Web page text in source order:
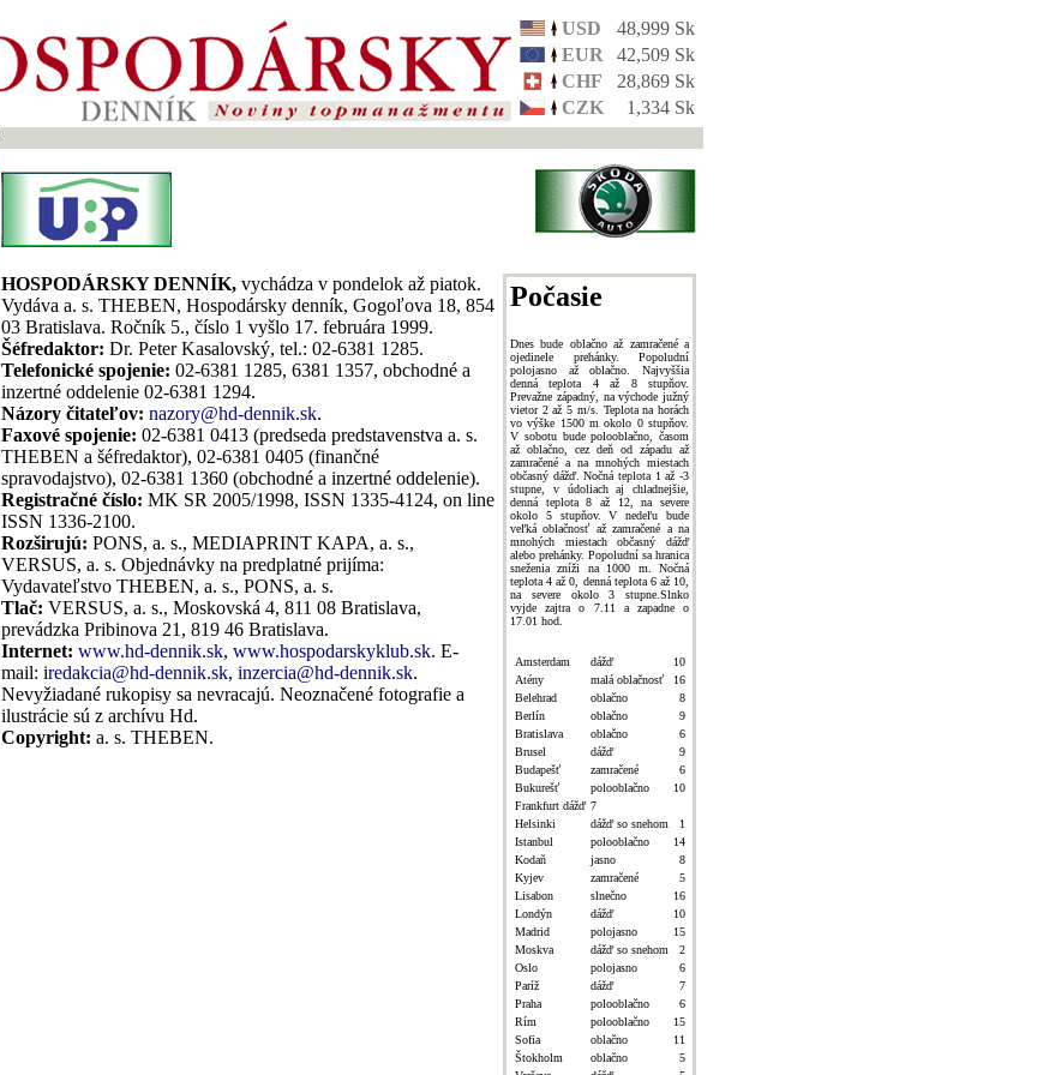
USD
48,999 Sk
EUR
42,509 Sk
CHF
28,869 Sk
CZK
1,334 Sk
HOSPODÁRSKY DENNÍK, vychádza v pondelok až piatok.
Vydáva a. s. THEBEN, Hospodársky denník, Gogoľova 18, 854
03 Bratislava. Ročník 5., číslo 1 vyšlo 17. februára 1999.
Šéfredaktor: Dr. Peter Kasalovský, tel.: 02-6381 1285.
Telefonické spojenie: 02-6381 1285, 6381 1357, obchodné a
inzertné oddelenie 02-6381 1294.
Názory čitateľov: nazory@hd-dennik.sk.
Faxové spojenie: 02-6381 0413 (predseda predstavenstva a. s.
THEBEN a šéfredaktor), 02-6381 0405 (finančné
spravodajstvo), 02-6381 1360 (obchodné a inzertné oddelenie).
Registračné číslo: MK SR 2005/1998, ISSN 1335-4124, on line
ISSN 1336-2100.
Rozširujú: PONS, a. s., MEDIAPRINT KAPA, a. s.,
VERSUS, a. s. Objednávky na predplatné prijíma:
Vydavateľstvo THEBEN, a. s., PONS, a. s.
Tlač: VERSUS, a. s., Moskovská 4, 811 08 Bratislava,
prevádzka Pribinova 21, 819 46 Bratislava.
Internet: www.hd-dennik.sk, www.hospodarskyklub.sk. E-
mail: iredakcia@hd-dennik.sk, inzercia@hd-dennik.sk.
Nevyžiadané rukopisy sa nevracajú. Neoznačené fotografie a
ilustrácie sú z archívu Hd.
Copyright: a. s. THEBEN.
Počasie
Dnes bude oblačno až zamračené a
ojedinele prehánky. Popoludní
polojasno až oblačno. Najvyššia
denná teplota 4 až 8 stupňov.
Prevažne západný, na východe južný
vietor 2 až 5 m/s. Teplota na horách
vo výške 1500 m okolo 0 stupňov.
V sobotu bude polooblačno, časom
až oblačno, cez deň od západu až
zamračené a na mnohých miestach
občasný dážď. Nočná teplota 1 až -3
stupne, v údoliach aj chladnejšie,
denná teplota 8 až 12, na severe
okolo 5 stupňov. V nedeľu bude
veľká oblačnosť až zamračené a na
mnohých miestach občasný dážď
alebo prehánky. Popoludní sa hranica
sneženia zníži na 1000 m. Nočná
teplota 4 až 0, denná teplota 6 až 10,
na severe okolo 3 stupne.Slnko
vyjde zajtra o 7.11 a zapadne o
17.01 hod.
Amsterdam dážď
10
Atény
malá oblačnosť
16
Belehrad
oblačno
8
Berlín
oblačno
9
Bratislava
oblačno
6
Brusel
dážď
9
Budapešť
zamračené
6
Bukurešť
polooblačno
10
Frankfurt dážď 7
Helsinki
dážď so snehom
1
Istanbul
polooblačno
14
Kodaň
jasno
8
Kyjev
zamračené
5
Lisabon
slnečno
16
Londýn
dážď
10
Madrid
polojasno
15
Moskva
dážď so snehom
2
Oslo
polojasno
6
Paríž
dážď
7
Praha
polooblačno
6
Rím
polooblačno
15
Sofia
oblačno
11
Štokholm
oblačno
5